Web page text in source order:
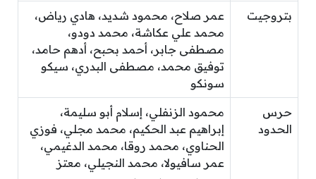
بتروجيت
عمر صلاح، محمود شديد، هادي رياض،
محمد علي عكاشة، محمد دودو،
مصطفى جابر، أحمد بحبح، أدهم حامد،
توفيق محمد، مصطفى البدري، سيكو
سونكو
حرس
الحدود
محمود الزنفلي، إسلام أبو سليمة،
إبراهيم عبد الحكيم، محمد مجلي، فوزي
الحناوي، محمد روقا، محمد الدغيمي،
عمر سافيولا، محمد النجيلي، معتز